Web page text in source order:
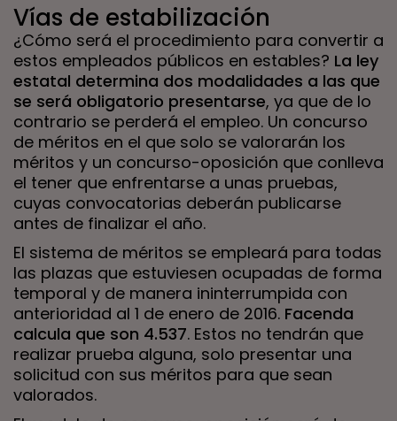
Vías de estabilización
¿Cómo será el procedimiento para convertir a
estos empleados públicos en estables? La ley
estatal determina dos modalidades a las que
se será obligatorio presentarse, ya que de lo
contrario se perderá el empleo. Un concurso
de méritos en el que solo se valorarán los
méritos y un concurso-oposición que conlleva
el tener que enfrentarse a unas pruebas,
cuyas convocatorias deberán publicarse
antes de finalizar el año.
El sistema de méritos se empleará para todas
las plazas que estuviesen ocupadas de forma
temporal y de manera ininterrumpida con
anterioridad al 1 de enero de 2016. Facenda
calcula que son 4.537. Estos no tendrán que
realizar prueba alguna, solo presentar una
solicitud con sus méritos para que sean
valorados.